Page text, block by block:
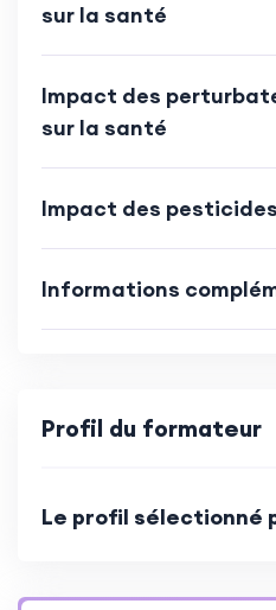
sur la santé
Impact des
sur la santé
Impact des
Informations
Profil du formateur
Le profil sélectionné